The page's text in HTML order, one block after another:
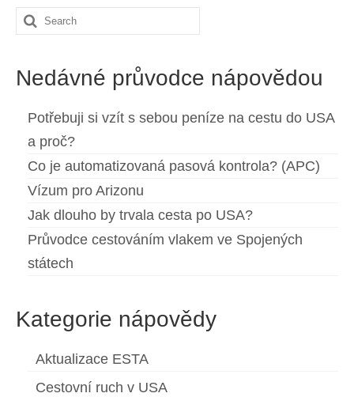
Search
Nedávné průvodce nápovědou
Potřebuji si vzít s sebou peníze na cestu do USA
a proč?
Co je automatizovaná pasová kontrola? (APC)
Vízum pro Arizonu
Jak dlouho by trvala cesta po USA?
Průvodce cestováním vlakem ve Spojených
státech
Kategorie nápovědy
Aktualizace ESTA
Cestovní ruch v USA